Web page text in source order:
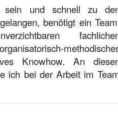
sein und schnell zu
benötigt ein
Knowhow. An
ich bei der Arbeit im